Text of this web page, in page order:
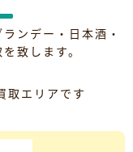
ンデー・日本酒・
致します。
取エリアです